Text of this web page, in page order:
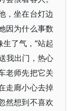
，坐在台灯边
因为什么事数
了气，“站起
我出门，热心
老师先把它关
走廊小心去掉
然想到不喜欢